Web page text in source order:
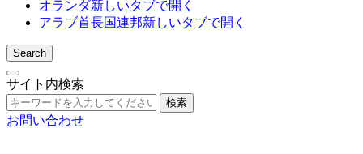
オランダ新しいタブで開く
アラブ首長国連邦新しいタブで開く
Search
サイト内検索
検索
お問い合わせ